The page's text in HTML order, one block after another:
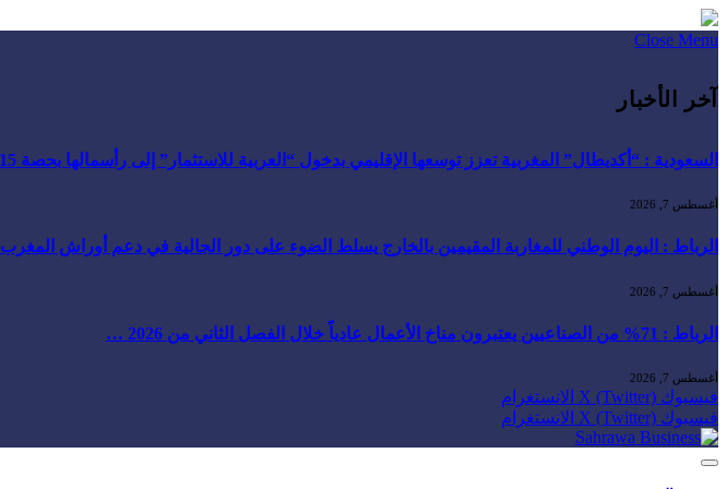
Close Menu
آخر الأخبار
السعودية : “أكديطال” المغربية تعزز توسعها الإقليمي بدخول “العربية للاستثمار” إلى رأسمالها بحصة 15% …
أغسطس 7, 2026
الرباط : اليوم الوطني للمغاربة المقيمين بالخارج يسلط الضوء على دور الجالية في دعم أوراش المغرب 2030 …
أغسطس 7, 2026
الرباط : 71% من الصناعيين يعتبرون مناخ الأعمال عادياً خلال الفصل الثاني من 2026 …
أغسطس 7, 2026
فيسبوك X (Twitter) الانستغرام
فيسبوك X (Twitter) الانستغرام